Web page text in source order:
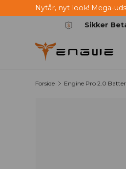
Spring til indhold
Nytår, nyt look! Mega-
Sikker
Forside Engine Pro 2.0